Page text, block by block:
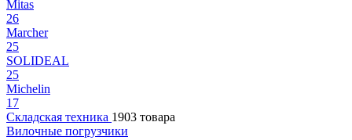
Mitas
26
Marcher
25
SOLIDEAL
25
Michelin
17
Складская техника 1903 товара
Вилочные погрузчики